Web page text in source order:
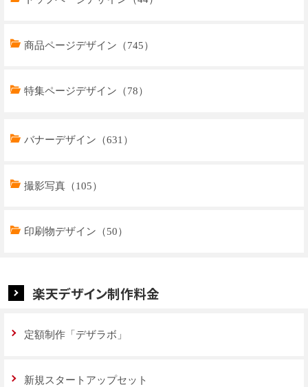
商品ページデザイン（745）
特集ページデザイン（78）
トップページデザイン（32）
商品ページデザイン（769）
特集ページデザイン（59）
バナーデザイン（631）
撮影写真（105）
印刷物デザイン（50）
楽天デザイン制作料金
定額制作「デザラボ」
新規スタートアップセット